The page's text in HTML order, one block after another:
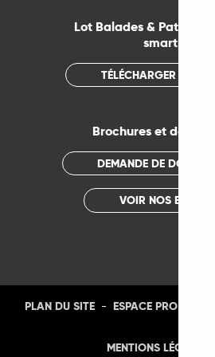
Lot Balades &
smartphone
TÉLÉCHARGER
Brochures et
DEMANDE DE
VOIR NOS
PLAN DU SITE - ESPACE PRO
MENTIONS LÉGALES